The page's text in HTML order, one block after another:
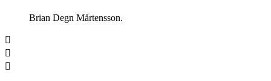
Brian Degn Mårtensson.